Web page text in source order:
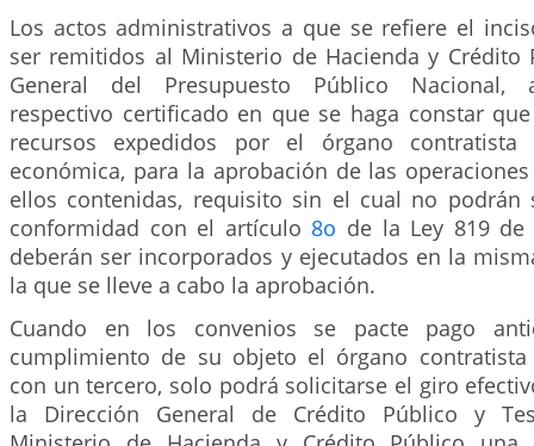
Los actos administrativos a que se refiere el
ser remitidos al Ministerio de Hacienda y Crédito
General del Presupuesto Público Nacional,
respectivo certificado en que se haga constar
recursos expedidos por el órgano
económica, para la aprobación de las
ellos contenidas, requisito sin el cual no podrán
conformidad con el artículo 8o de la Ley 819 de
deberán ser incorporados y ejecutados en la
la que se lleve a cabo la aprobación.
Cuando en los convenios se pacte pago
cumplimiento de su objeto el órgano contratista
con un tercero, solo podrá solicitarse el giro
la Dirección General de Crédito Público y